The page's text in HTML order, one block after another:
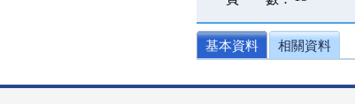
基本資料 相關資料